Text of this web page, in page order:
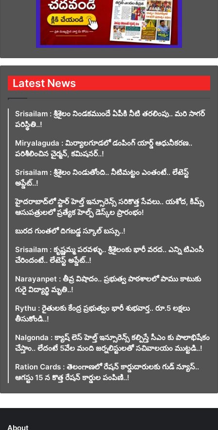
Latest News
Srisailam : శ్రీశైలం నిండకముందే ఏపీకి నీటి తరలింపు.. మరి సాగర్
పరిస్థితి..!
Miryalaguda : మిర్యాలగూడలో డంపింగ్ యార్డ్ ఆధునీకరణ..
పరిశీలించిన చైర్మన్, కమిషనర్..!
Srisailam : శ్రీశైలం నిండుతోంది.. నీటిమట్టం ఎంతంటే.. లేటెస్ట్
అప్డేట్..!
హైదరాబాద్‌లో స్టార్ హెల్త్ ఇన్సూరెన్స్ సరికొత్త సేవలు.. యశోద, కిమ్స్
ఆసుపత్రులలో ప్రత్యేక హెల్ప్ డెస్క్‌ల ప్రారంభం!
బురద గుంతలో దిగబడ్డ స్కూల్ బస్సు..!
Srisailam : కృష్ణమ్మ పరవళ్ళు.. శ్రీశైలంకు భారీ వరద.. ఎన్ని టిఎంసీ
చేరిందంటే.. లేటెస్ట్ అప్డేట్..!
Narayanpet : తీవ్ర విషాదం.. ప్రభుత్వ పాఠశాలలో పాము కాటుకు
గురై విద్యార్థి మృతి..!
Rythu : రైతులకు కేంద్ర ప్రభుత్వం భారీ శుభవార్త.. రూ.5 లక్షలు
తీసుకోండి..!
Nalgonda : క్యాష్ లెస్ హెల్త్ ఇన్సూరెన్స్ కల్పిస్తే సీఎం కు పాలాభిషేకం
చేస్తాం.. లేదంటే 5వేల మంది జర్నలిస్టులతో సచివాలయం ముట్టడి..!
Ration Cards : తెలంగాణలో రేషన్ కార్డుదారులకు గుడ్ న్యూస్..
ఆగస్టు 15 న కొత్త రేషన్ కార్డుల పంపిణి..!
About